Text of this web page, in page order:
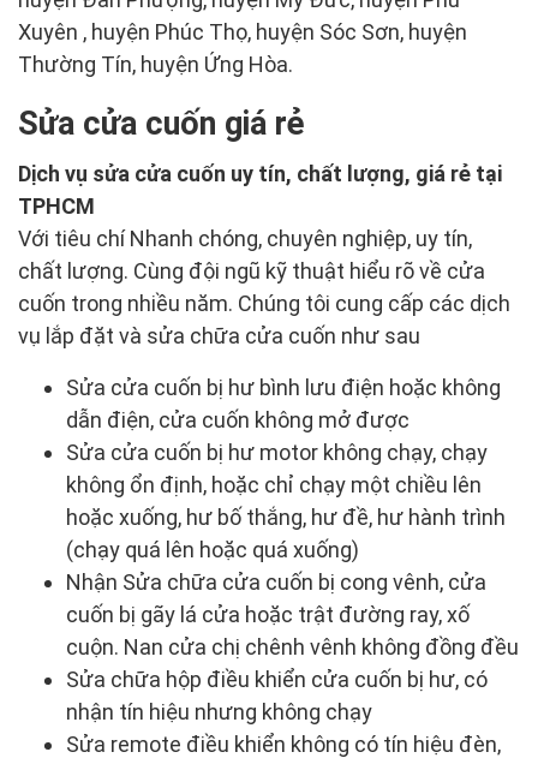
Xuyên , huyện Phúc Thọ, huyện Sóc Sơn, huyện
Thường Tín, huyện Ứng Hòa.
Sửa cửa cuốn giá rẻ
Dịch vụ sửa cửa cuốn uy tín, chất lượng, giá rẻ tại
TPHCM
Với tiêu chí Nhanh chóng, chuyên nghiệp, uy tín,
chất lượng. Cùng đội ngũ kỹ thuật hiểu rõ về cửa
cuốn trong nhiều năm. Chúng tôi cung cấp các dịch
vụ lắp đặt và sửa chữa cửa cuốn như sau
Sửa cửa cuốn bị hư bình lưu điện hoặc không
dẫn điện, cửa cuốn không mở được
Sửa cửa cuốn bị hư motor không chạy, chạy
không ổn định, hoặc chỉ chạy một chiều lên
hoặc xuống, hư bố thắng, hư đề, hư hành trình
(chạy quá lên hoặc quá xuống)
Nhận Sửa chữa cửa cuốn bị cong vênh, cửa
cuốn bị gãy lá cửa hoặc trật đường ray, xố
cuộn. Nan cửa chị chênh vênh không đồng đều
Sửa chữa hộp điều khiển cửa cuốn bị hư, có
nhận tín hiệu nhưng không chạy
Sửa remote điều khiển không có tín hiệu đèn,